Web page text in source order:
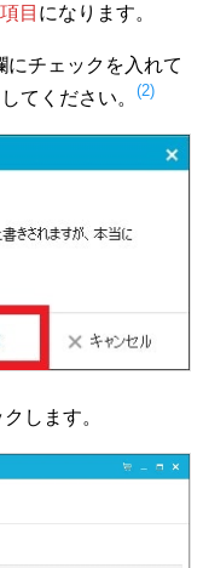
目 になります。
にチェックを入れて
てください。 (2)
します。